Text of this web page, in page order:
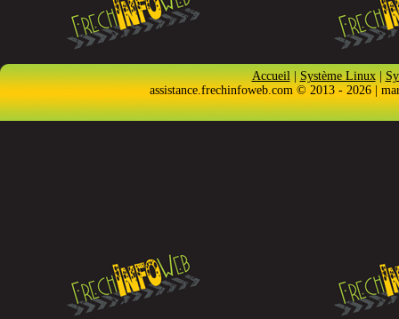
Accueil|Système Linux|
assistance.frechinfoweb.com © 2013 - 2026 |